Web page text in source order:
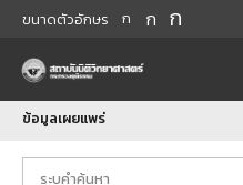
ขนาดตัวอักษร ก ก ก
ข้อมูลเผยแพร่